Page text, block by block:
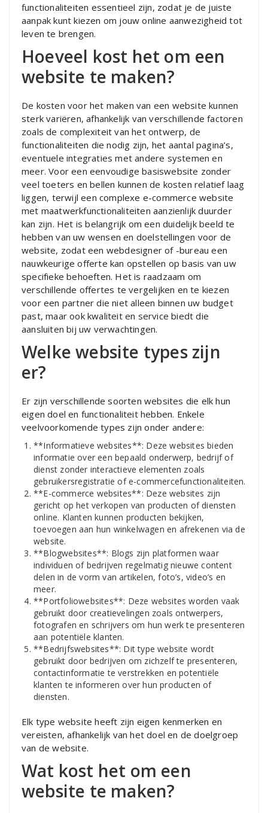
functionaliteiten essentieel zijn, zodat je de juiste
aanpak kunt kiezen om jouw online aanwezigheid tot
leven te brengen.
Hoeveel kost het om een
website te maken?
De kosten voor het maken van een website kunnen
sterk variëren, afhankelijk van verschillende factoren
zoals de complexiteit van het ontwerp, de
functionaliteiten die nodig zijn, het aantal pagina’s,
eventuele integraties met andere systemen en
meer. Voor een eenvoudige basiswebsite zonder
veel toeters en bellen kunnen de kosten relatief laag
liggen, terwijl een complexe e-commerce website
met maatwerkfunctionaliteiten aanzienlijk duurder
kan zijn. Het is belangrijk om een duidelijk beeld te
hebben van uw wensen en doelstellingen voor de
website, zodat een webdesigner of -bureau een
nauwkeurige offerte kan opstellen op basis van uw
specifieke behoeften. Het is raadzaam om
verschillende offertes te vergelijken en te kiezen
voor een partner die niet alleen binnen uw budget
past, maar ook kwaliteit en service biedt die
aansluiten bij uw verwachtingen.
Welke website types zijn
er?
Er zijn verschillende soorten websites die elk hun
eigen doel en functionaliteit hebben. Enkele
veelvoorkomende types zijn onder andere:
**Informatieve websites**: Deze websites bieden
informatie over een bepaald onderwerp, bedrijf of
dienst zonder interactieve elementen zoals
gebruikersregistratie of e-commercefunctionaliteiten.
**E-commerce websites**: Deze websites zijn
gericht op het verkopen van producten of diensten
online. Klanten kunnen producten bekijken,
toevoegen aan hun winkelwagen en afrekenen via de
website.
**Blogwebsites**: Blogs zijn platformen waar
individuen of bedrijven regelmatig nieuwe content
delen in de vorm van artikelen, foto’s, video’s en
meer.
**Portfoliowebsites**: Deze websites worden vaak
gebruikt door creatievelingen zoals ontwerpers,
fotografen en schrijvers om hun werk te presenteren
aan potentiële klanten.
**Bedrijfswebsites**: Dit type website wordt
gebruikt door bedrijven om zichzelf te presenteren,
contactinformatie te verstrekken en potentiële
klanten te informeren over hun producten of
diensten.
Elk type website heeft zijn eigen kenmerken en
vereisten, afhankelijk van het doel en de doelgroep
van de website.
Wat kost het om een
website te maken?